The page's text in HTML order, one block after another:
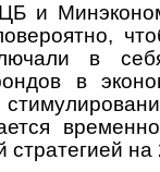
и
в
в
на